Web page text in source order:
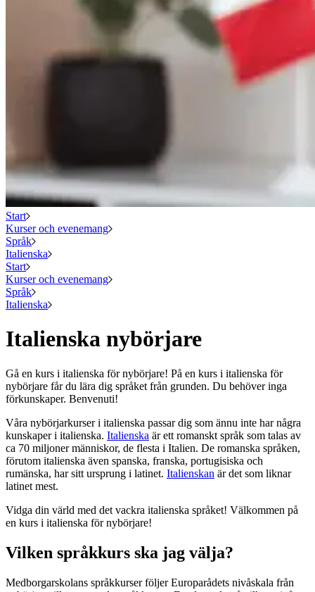
Start
Kurser och evenemang
Språk
Italienska
Start
Kurser och evenemang
Språk
Italienska
Italienska nybörjare
Gå en kurs i italienska för nybörjare! På en kurs i italienska för
nybörjare får du lära dig språket från grunden. Du behöver inga
förkunskaper. Benvenuti!
Våra nybörjarkurser i italienska passar dig som ännu inte har några
kunskaper i italienska. Italienska är ett romanskt språk som talas av
ca 70 miljoner människor, de flesta i Italien. De romanska språken,
förutom italienska även spanska, franska, portugisiska och
rumänska, har sitt ursprung i latinet. Italienskan är det som liknar
latinet mest.
Vidga din värld med det vackra italienska språket! Välkommen på
en kurs i italienska för nybörjare!
Vilken språkkurs ska jag välja?
Medborgarskolans språkkurser följer Europarådets nivåskala från